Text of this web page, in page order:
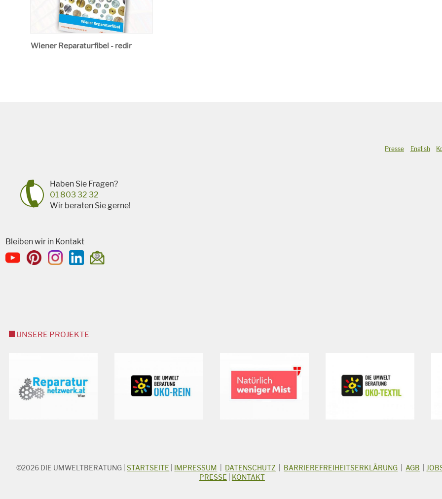
Wiener Reparaturfibel - redir
Presse English
Haben Sie Fragen?
01 803 32 32
Wir beraten Sie gerne!
Bleiben wir in Kontakt
UNSERE PROJEKTE
©2026 DIE UMWELTBERATUNG |STARTSEITE IMPRESSUM DATENSCHUTZ BARRIEREFREIHEITSERKLÄRUNG |AGB |
PRESSE
KONTAKT